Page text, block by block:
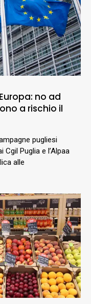
no ad
a rischio il
pugliesi
Cgil Puglia e l’Alpaa
alle